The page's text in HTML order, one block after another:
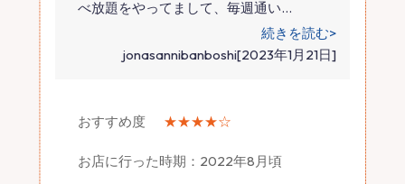
べ放題をやってまして、毎週通い…
続きを読む>
jonasannibanboshi[2023年1月21日]
おすすめ度 ★★★★☆
お店に行った時期：2022年8月頃